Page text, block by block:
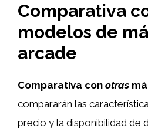
Comparativa
modelos de
arcade
Comparativa con otras
compararán las
precio y la disponibilidad de